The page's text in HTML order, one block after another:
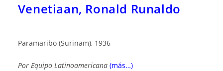
Venetiaan, Ronald Runaldo
Paramaribo (Surinam), 1936
Por Equipo Latinoamericana (más…)